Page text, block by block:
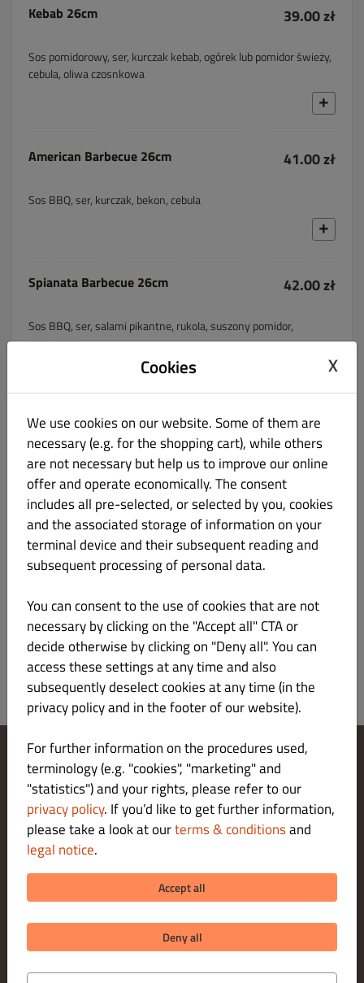
Kebab 26cm 39.00 zł
Sos pomidorowy, ser, kurczak kebab, ogórek lub pomidor świeży,
cebula, oliwa czosnkowa
American Barbecue 26cm 41.00 zł
Sos BBQ, ser, kurczak, bekon, cebula
Spianata Barbecue 26cm 42.00 zł
Sos BBQ, ser, salami pikantne, rukola, suszony pomidor,
parmezan
Peperoni 26cm 38.00 zł
Sos, ser, salami spianata picante
Contadina 26 cm 39.00 zł
Change Cookies Settings
Contact Us
Privacy Policy
Terms & Conditions
Legal notice
About us
DELIVERY PAYMENT METHODS
Cookies X
We use cookies on our website. Some of them are
necessary (e.g. for the shopping cart), while others
are not necessary but help us to improve our online
offer and operate economically. The consent
includes all pre-selected, or selected by you, cookies
and the associated storage of information on your
terminal device and their subsequent reading and
subsequent processing of personal data.
You can consent to the use of cookies that are not
necessary by clicking on the "Accept all" CTA or
decide otherwise by clicking on "Deny all". You can
access these settings at any time and also
subsequently deselect cookies at any time (in the
privacy policy and in the footer of our website).
For further information on the procedures used,
terminology (e.g. "cookies", "marketing" and
"statistics") and your rights, please refer to our
privacy policy. If you’d like to get further information,
please take a look at ourterms & conditionsand
legal notice.
Accept all
Deny all